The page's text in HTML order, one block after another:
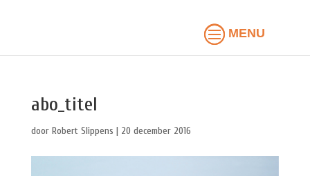
abo_titel
door Robert Slippens | 20 december 2016